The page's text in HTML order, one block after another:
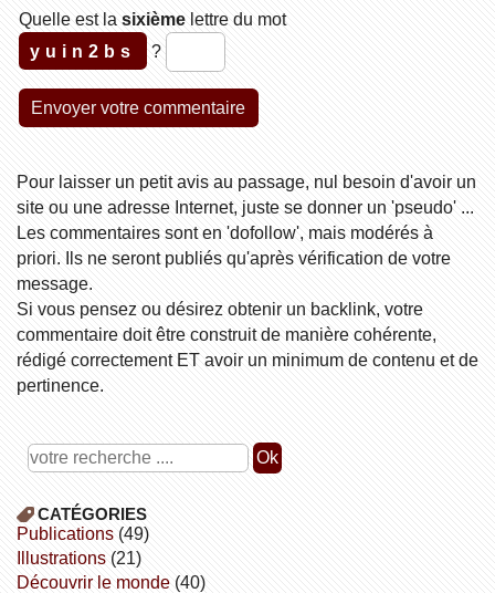
Quelle est la sixièmelettre du mot
yuin2bs
?
Pour laisser un petit avis au passage, nul besoin d'avoir un
site ou une adresse Internet, juste se donner un 'pseudo' ...
Les commentaires sont en 'dofollow', mais modérés à
priori. Ils ne seront publiés qu'après vérification de votre
message.
Si vous pensez ou désirez obtenir un backlink, votre
commentaire doit être construit de manière cohérente,
rédigé correctement ET avoir un minimum de contenu et de
pertinence.
CATÉGORIES
publications(49)
illustrations(21)
découvrir le monde(40)